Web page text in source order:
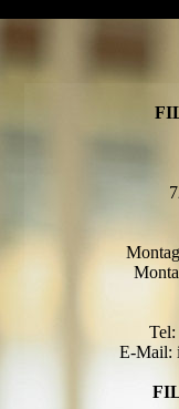
E-Mail: